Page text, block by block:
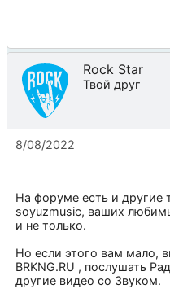
Rock Star
Твой друг
8/08/2022
На форуме есть и другие
soyuzmusic, ваших
и не только.
Но если этого вам мало,
BRKNG.RU , послушать
другие видео со Звуком.